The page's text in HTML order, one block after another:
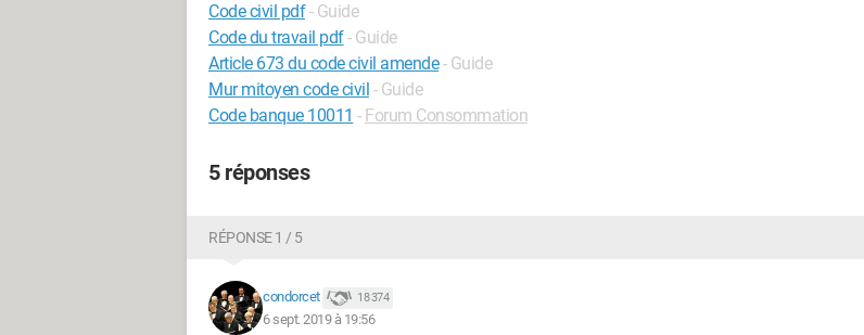
Code civil pdf - Guide
Code du travail pdf- Guide
Article 673 du code civil amende - Guide
Mur mitoyen code civil - Guide
Code banque 10011 - Forum Consommation
5 réponses
RÉPONSE 1 / 5
condorcet 18 374
6 sept. 2019 à 19:56